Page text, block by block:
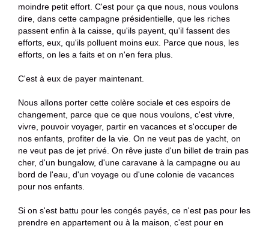
moindre petit effort. C'est pour ça que nous, nous voulons
dire, dans cette campagne présidentielle, que les riches
passent enfin à la caisse, qu'ils payent, qu'il fassent des
efforts, eux, qu'ils polluent moins eux. Parce que nous, les
efforts, on les a faits et on n'en fera plus.
C'est à eux de payer maintenant.
Nous allons porter cette colère sociale et ces espoirs de
changement, parce que ce que nous voulons, c'est vivre,
vivre, pouvoir voyager, partir en vacances et s'occuper de
nos enfants, profiter de la vie. On ne veut pas de yacht, on
ne veut pas de jet privé. On rêve juste d'un billet de train pas
cher, d'un bungalow, d'une caravane à la campagne ou au
bord de l'eau, d'un voyage ou d'une colonie de vacances
pour nos enfants.
Si on s'est battu pour les congés payés, ce n'est pas pour les
prendre en appartement ou à la maison, c'est pour en